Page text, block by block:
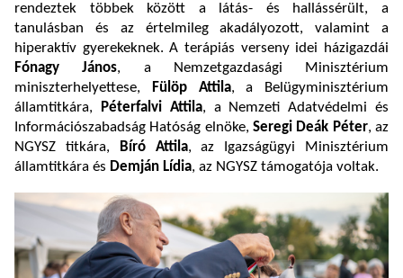
rendeztek többek között a látás- és hallássérült, a
tanulásban és az értelmileg akadályozott, valamint a
hiperaktív gyerekeknek. A terápiás verseny idei házigazdái
Fónagy János, a Nemzetgazdasági Minisztérium
miniszterhelyettese, Fülöp Attila, a Belügyminisztérium
államtitkára, Péterfalvi Attila, a Nemzeti Adatvédelmi és
Információszabadság Hatóság elnöke, Seregi Deák Péter, az
NGYSZ titkára, Bíró Attila, az Igazságügyi Minisztérium
államtitkára és Demján Lídia, az NGYSZ támogatója voltak.